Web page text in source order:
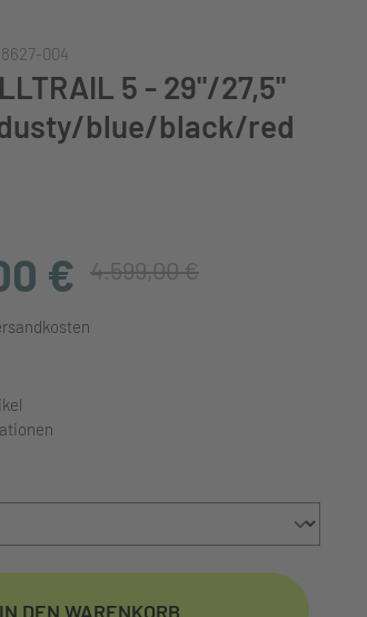
Motor
Yamaha PW-S2, 250W,
004
5 - 29"/27,5"
blue/black/red
€ 4.599,00 €
IN DEN WARENKORB